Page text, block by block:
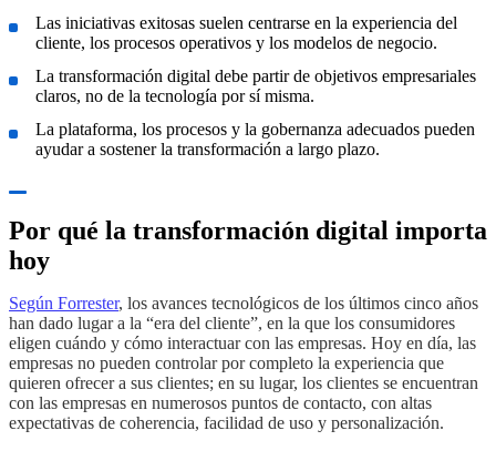
Las iniciativas exitosas suelen centrarse en la experiencia del
cliente, los procesos operativos y los modelos de negocio.
La transformación digital debe partir de objetivos empresariales
claros, no de la tecnología por sí misma.
La plataforma, los procesos y la gobernanza adecuados pueden
ayudar a sostener la transformación a largo plazo.
Por qué la transformación digital importa
hoy
Según Forrester, los avances tecnológicos de los últimos cinco años
han dado lugar a la “era del cliente”, en la que los consumidores
eligen cuándo y cómo interactuar con las empresas. Hoy en día, las
empresas no pueden controlar por completo la experiencia que
quieren ofrecer a sus clientes; en su lugar, los clientes se encuentran
con las empresas en numerosos puntos de contacto, con altas
expectativas de coherencia, facilidad de uso y personalización.